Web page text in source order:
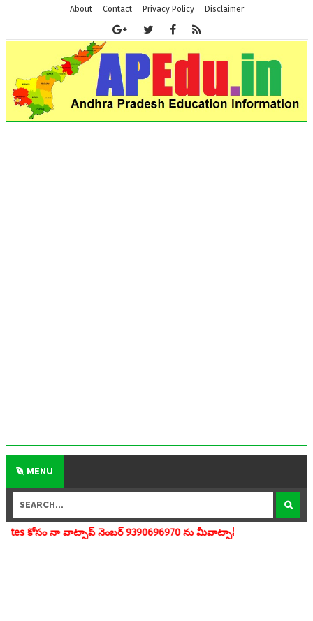
About Contact Privacy Policy Disclaimer
MENU
నెంబర్ 9390696970 ను మీవాట్సాప్ గ్రూపులో add చేయగలరు